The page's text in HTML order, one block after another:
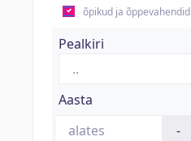
õpikud ja õppevahendid
Pealkiri
Aasta
-